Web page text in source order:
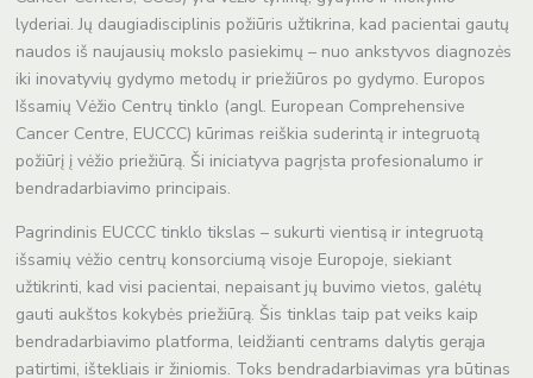
lyderiai. Jų daugiadisciplinis požiūris užtikrina, kad pacientai gautų
naudos iš naujausių mokslo pasiekimų – nuo ankstyvos diagnozės
iki inovatyvių gydymo metodų ir priežiūros po gydymo. Europos
Išsamių Vėžio Centrų tinklo (angl. European Comprehensive
Cancer Centre, EUCCC) kūrimas reiškia suderintą ir integruotą
požiūrį į vėžio priežiūrą. Ši iniciatyva pagrįsta profesionalumo ir
bendradarbiavimo principais.
Pagrindinis EUCCC tinklo tikslas – sukurti vientisą ir integruotą
išsamių vėžio centrų konsorciumą visoje Europoje, siekiant
užtikrinti, kad visi pacientai, nepaisant jų buvimo vietos, galėtų
gauti aukštos kokybės priežiūrą. Šis tinklas taip pat veiks kaip
bendradarbiavimo platforma, leidžianti centrams dalytis gerąja
patirtimi, ištekliais ir žiniomis. Toks bendradarbiavimas yra būtinas